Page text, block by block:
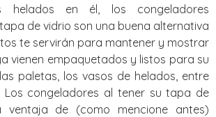
helados en él, los congeladores
de vidrio son una buena alternativa
te servirán para mantener y mostrar
vienen empaquetados y listos para su
paletas, los vasos de helados, entre
congeladores al tener su tapa de
de (como mencione antes)